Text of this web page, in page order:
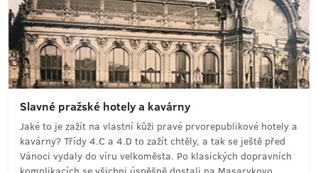
Slavné pražské hotely a kavárny
Jaké to je zažít na vlastní kůži pravé prvorepublikové hotely a
kavárny? Třídy 4.C a 4.D to zažít chtěly, a tak se ještě před
Vánoci vydaly do víru velkoměsta. Po klasických dopravních